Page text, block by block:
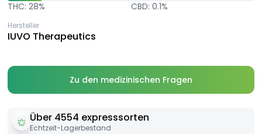
THC: 28% CBD: 0.1%
Hersteller
IUVO Therapeutics
Zu den medizinischen Fragen
Über 4554 expresssorten
Echtzeit-Lagerbestand